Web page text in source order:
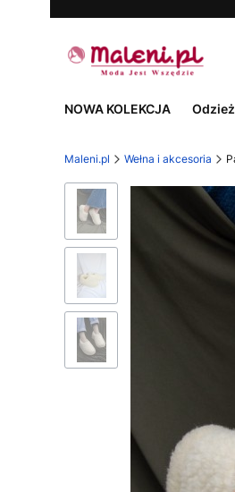
NOWA KOLEKCJA
Maleni.pl Wełna i akcesoria